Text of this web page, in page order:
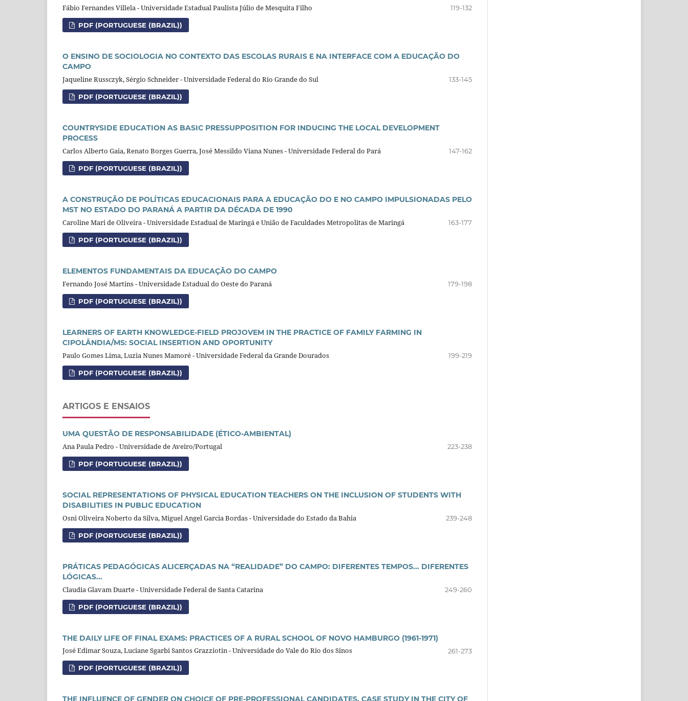
Fábio Fernandes Villela - Universidade Estadual Paulista Júlio de Mesquita Filho
119-132
PDF (PORTUGUESE (BRAZIL))
O ENSINO DE SOCIOLOGIA NO CONTEXTO DAS ESCOLAS RURAIS E NA INTERFACE COM A EDUCAÇÃO DO
CAMPO
Jaqueline Russczyk, Sérgio Schneider - Universidade Federal do Rio Grande do Sul
133-145
PDF (PORTUGUESE (BRAZIL))
COUNTRYSIDE EDUCATION AS BASIC PRESSUPPOSITION FOR INDUCING THE LOCAL DEVELOPMENT
PROCESS
Carlos Alberto Gaia, Renato Borges Guerra, José Messildo Viana Nunes - Universidade Federal do Pará
147-162
PDF (PORTUGUESE (BRAZIL))
A CONSTRUÇÃO DE POLÍTICAS EDUCACIONAIS PARA A EDUCAÇÃO DO E NO CAMPO IMPULSIONADAS PELO
MST NO ESTADO DO PARANÁ A PARTIR DA DÉCADA DE 1990
Caroline Mari de Oliveira - Universidade Estadual de Maringá e União de Faculdades Metropolitas de Maringá
163-177
PDF (PORTUGUESE (BRAZIL))
ELEMENTOS FUNDAMENTAIS DA EDUCAÇÃO DO CAMPO
Fernando José Martins - Universidade Estadual do Oeste do Paraná
179-198
PDF (PORTUGUESE (BRAZIL))
LEARNERS OF EARTH KNOWLEDGE-FIELD PROJOVEM IN THE PRACTICE OF FAMILY FARMING IN
CIPOLÂNDIA/MS: SOCIAL INSERTION AND OPORTUNITY
Paulo Gomes Lima, Luzia Nunes Mamoré - Universidade Federal da Grande Dourados
199-219
PDF (PORTUGUESE (BRAZIL))
ARTIGOS E ENSAIOS
UMA QUESTÃO DE RESPONSABILIDADE (ÉTICO-AMBIENTAL)
Ana Paula Pedro - Universidade de Aveiro/Portugal
223-238
PDF (PORTUGUESE (BRAZIL))
SOCIAL REPRESENTATIONS OF PHYSICAL EDUCATION TEACHERS ON THE INCLUSION OF STUDENTS WITH
DISABILITIES IN PUBLIC EDUCATION
Osni Oliveira Noberto da Silva, Miguel Angel Garcia Bordas - Universidade do Estado da Bahia
239-248
PDF (PORTUGUESE (BRAZIL))
PRÁTICAS PEDAGÓGICAS ALICERÇADAS NA “REALIDADE” DO CAMPO: DIFERENTES TEMPOS... DIFERENTES
LÓGICAS...
Claudia Glavam Duarte - Universidade Federal de Santa Catarina
249-260
PDF (PORTUGUESE (BRAZIL))
THE DAILY LIFE OF FINAL EXAMS: PRACTICES OF A RURAL SCHOOL OF NOVO HAMBURGO (1961-1971)
José Edimar Souza, Luciane Sgarbi Santos Grazziotin - Universidade do Vale do Rio dos Sinos
261-273
PDF (PORTUGUESE (BRAZIL))